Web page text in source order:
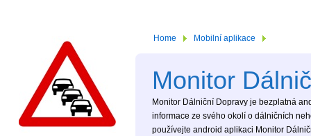
Home Mobilní aplikace
Monitor
Monitor Dálniční Dopravy je bezplatná
informace ze svého okolí o dálničních
používejte android aplikaci Monitor